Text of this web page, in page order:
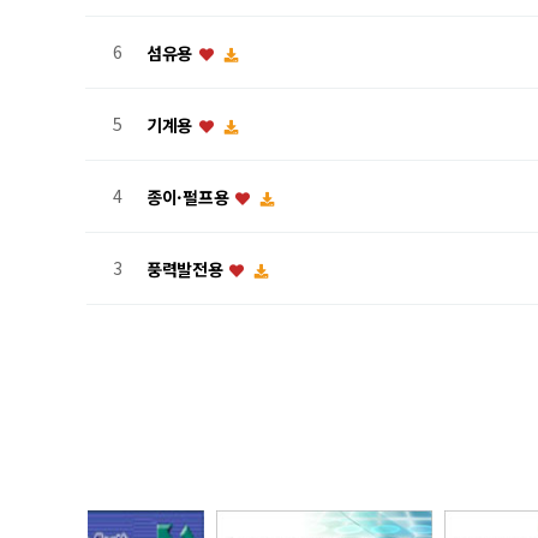
6 섬유용
5 기계용
4 종이·펄프용
3 풍력발전용